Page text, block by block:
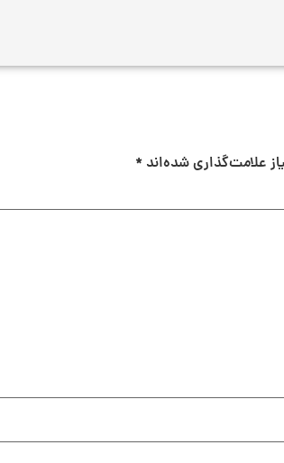
علامت‌گذاری شده‌اند *